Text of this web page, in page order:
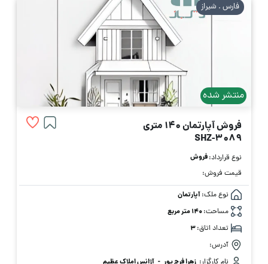
منتشر شده
فارس . شیراز
فروش آپارتمان 140 متری
SHZ-3089
نوع قرارداد:فروش
قیمت فروش:
نوع ملک:آپارتمان
مساحت:140 متر مربع
تعداد اتاق:3
آدرس: